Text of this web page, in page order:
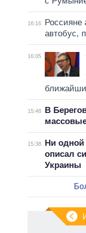
16:16
Россияне
автобус,
16:05
15:48
В
15:38
Ни
описал
Украины